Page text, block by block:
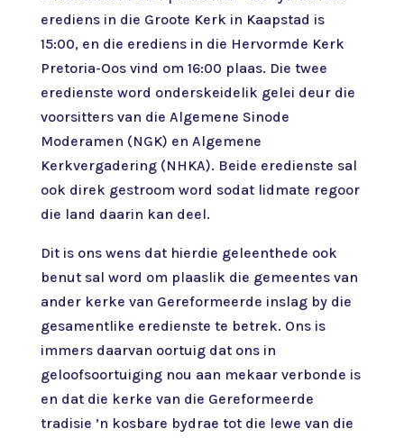
erediens in die Groote Kerk in Kaapstad is
15:00, en die erediens in die Hervormde Kerk
Pretoria-Oos vind om 16:00 plaas. Die twee
eredienste word onderskeidelik gelei deur die
voorsitters van die Algemene Sinode
Moderamen (NGK) en Algemene
Kerkvergadering (NHKA). Beide eredienste sal
ook direk gestroom word sodat lidmate regoor
die land daarin kan deel.
Dit is ons wens dat hierdie geleenthede ook
benut sal word om plaaslik die gemeentes van
ander kerke van Gereformeerde inslag by die
gesamentlike eredienste te betrek. Ons is
immers daarvan oortuig dat ons in
geloofsoortuiging nou aan mekaar verbonde is
en dat die kerke van die Gereformeerde
tradisie ’n kosbare bydrae tot die lewe van die